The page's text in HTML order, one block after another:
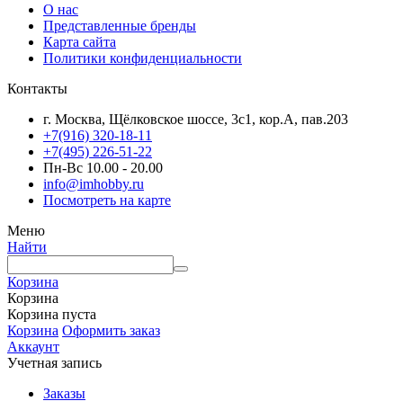
О нас
Представленные бренды
Карта сайта
Политики конфиденциальности
Контакты
г. Москва, Щёлковское шоссе, 3с1, кор.А, пав.203
+7(916) 320-18-11
+7(495) 226-51-22
Пн-Вс 10.00 - 20.00
info@imhobby.ru
Посмотреть на карте
Меню
Найти
Корзина
Корзина
Корзина пуста
Корзина Оформить заказ
Аккаунт
Учетная запись
Заказы